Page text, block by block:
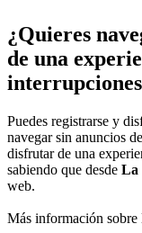
¿Quieres
de una
Puedes registrarse y
navegar sin anuncios
disfrutar de una
sabiendo que desde La
web.
Más información sobre